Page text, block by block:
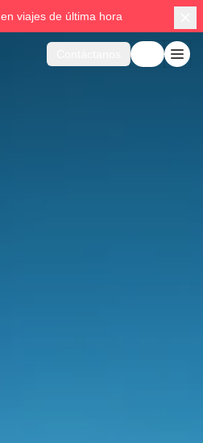
en viajes de última hora